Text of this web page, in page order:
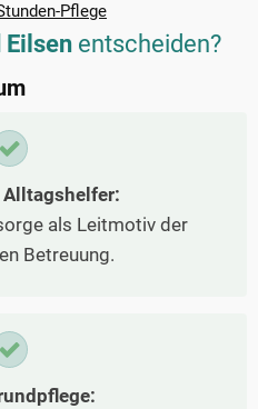
Pflege
Eilsen entscheiden?
als Leitmotiv der
Betreuung.